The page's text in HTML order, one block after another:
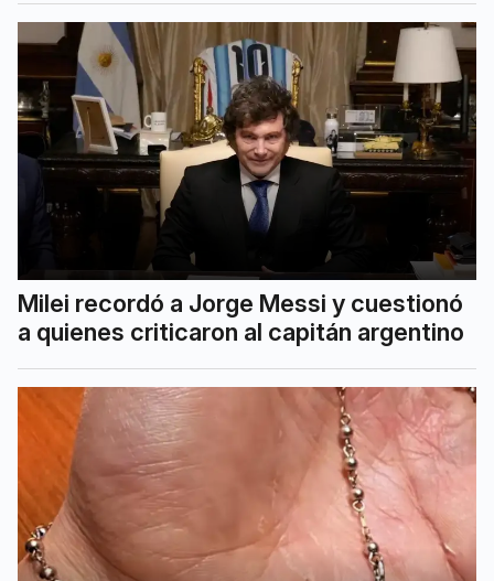
Milei recordó a Jorge Messi y cuestionó
a quienes criticaron al capitán argentino